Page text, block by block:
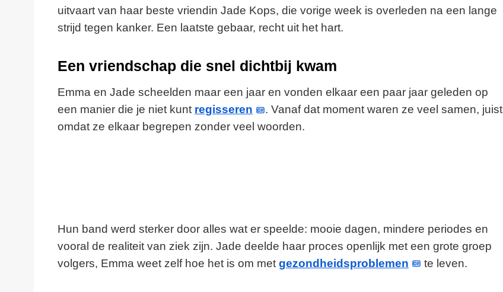
uitvaart van haar beste vriendin Jade Kops, die vorige week is overleden na een lange
strijd tegen kanker. Een laatste gebaar, recht uit het hart.
Een vriendschap die snel dichtbij kwam
Emma en Jade scheelden maar een jaar en vonden elkaar een paar jaar geleden op
een manier die je niet kunt regisseren
. Vanaf dat moment waren ze veel samen, juist
omdat ze elkaar begrepen zonder veel woorden.
Hun band werd sterker door alles wat er speelde: mooie dagen, mindere periodes en
vooral de realiteit van ziek zijn. Jade deelde haar proces openlijk met een grote groep
volgers, Emma weet zelf hoe het is om met gezondheidsproblemen te leven.